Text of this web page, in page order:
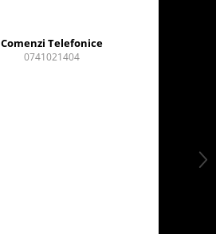
Comenzi Telefonice
0741021404